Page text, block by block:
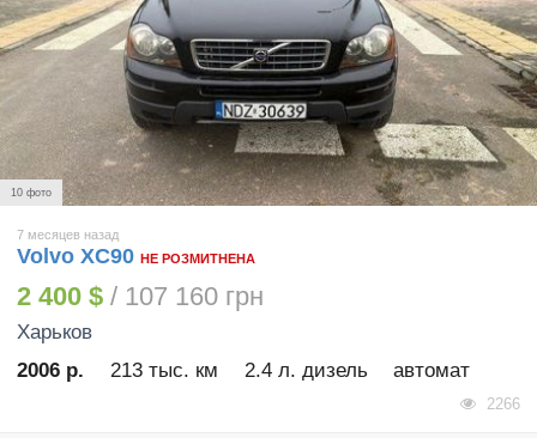
10 фото
7 месяцев назад
Volvo XC90 НЕ РОЗМИТНЕНА
2 400 $ / 107 160 грн
Харьков
2006 р.
213 тыс. км 2.4 л. дизель автомат
2266